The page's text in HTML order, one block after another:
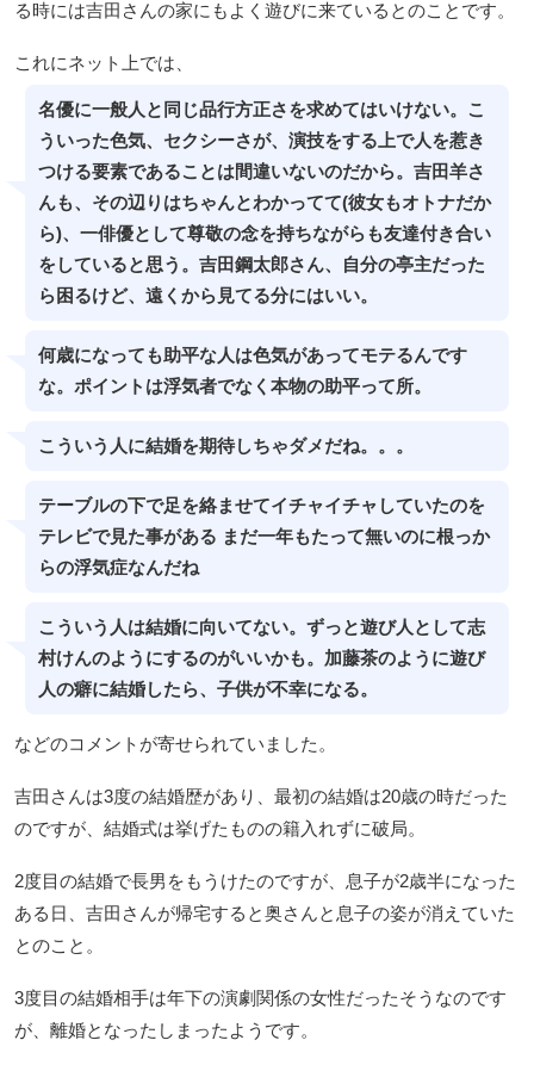
る時には吉田さんの家にもよく遊びに来ているとのことです。
これにネット上では、
名優に一般人と同じ品行方正さを求めてはいけない。こ
ういった色気、セクシーさが、演技をする上で人を惹き
つける要素であることは間違いないのだから。吉田羊さ
んも、その辺りはちゃんとわかってて(彼女もオトナだか
ら)、一俳優として尊敬の念を持ちながらも友達付き合い
をしていると思う。吉田鋼太郎さん、自分の亭主だった
ら困るけど、遠くから見てる分にはいい。
何歳になっても助平な人は色気があってモテるんです
な。ポイントは浮気者でなく本物の助平って所。
こういう人に結婚を期待しちゃダメだね。。。
テーブルの下で足を絡ませてイチャイチャしていたのを
テレビで見た事がある まだ一年もたって無いのに根っか
らの浮気症なんだね
こういう人は結婚に向いてない。ずっと遊び人として志
村けんのようにするのがいいかも。加藤茶のように遊び
人の癖に結婚したら、子供が不幸になる。
などのコメントが寄せられていました。
吉田さんは3度の結婚歴があり、最初の結婚は20歳の時だった
のですが、結婚式は挙げたものの籍入れずに破局。
2度目の結婚で長男をもうけたのですが、息子が2歳半になった
ある日、吉田さんが帰宅すると奥さんと息子の姿が消えていた
とのこと。
3度目の結婚相手は年下の演劇関係の女性だったそうなのです
が、離婚となったしまったようです。